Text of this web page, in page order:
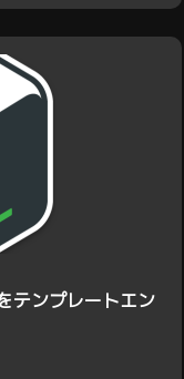
テンプレートエン